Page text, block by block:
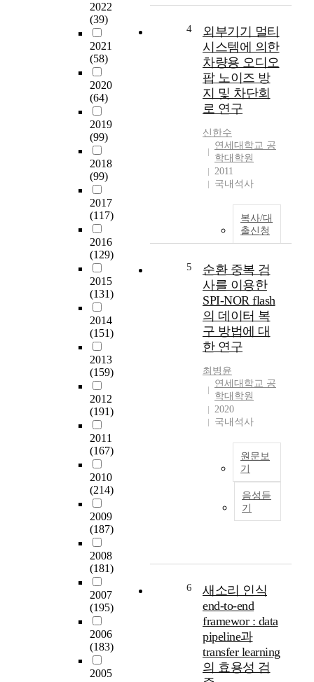
2022
(39)
2021
(58)
2020
(64)
2019
(99)
2018
(99)
2017
(117)
2016
(129)
2015
(131)
2014
(151)
2013
(159)
2012
(191)
2011
(167)
2010
(214)
2009
(187)
2008
(181)
2007
(195)
2006
(183)
2005
4
외부기기 멀티
시스템에 의한
차량용 오디오
팝 노이즈 방
지 및 차단회
로 연구
신한수
연세대학교 공
학대학원
2011
국내석사
복사/대
출신청
5
순환 중복 검
사를 이용한
SPI-NOR flash
의 데이터 복
구 방법에 대
한 연구
최병윤
연세대학교 공
학대학원
2020
국내석사
원문보
기
음성듣
기
6
새소리 인식
end-to-end
framewor : data
pipeline과
transfer learning
의 효용성 검